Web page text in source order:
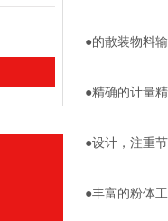
●的散装物料
●精确的计量精
●设计，注重
●丰富的粉体